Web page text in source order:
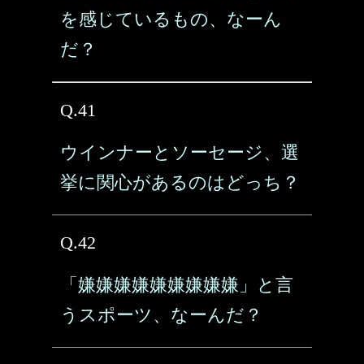
を感じているもの、なーん
だ？
Q.41
ウインナーとソーセージ、選
挙に関心があるのはどっち？
Q.42
「嫌嫌嫌嫌嫌嫌嫌嫌嫌」と言
うスポーツ、なーんだ？